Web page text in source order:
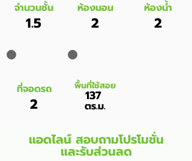
จำนวนชั้น
1.5
ห้องนอน
2
ห้องน้ำ
2
ที่จอดรถ
2
พื้นที่ใช้สอย
137
ตร.ม.
แอดไลน์ สอบถามโปรโมชั่น
และรับส่วนลด